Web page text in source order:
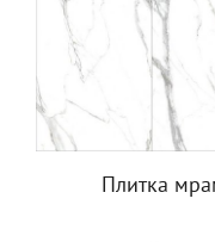
Плитка